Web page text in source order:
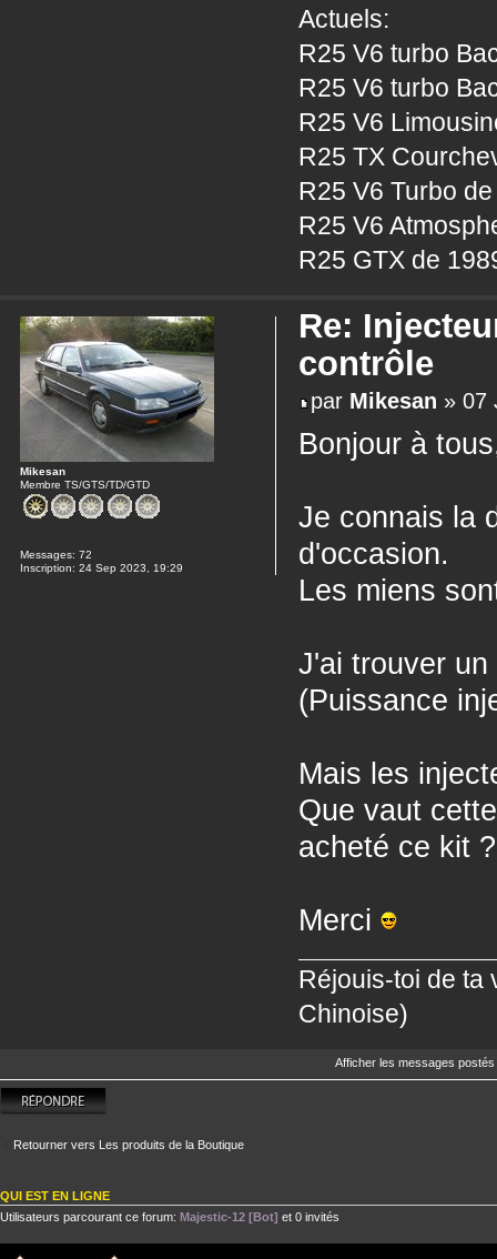
Actuels:
R25 V6 turbo
R25 V6 turbo
R25 V6
R25 TX
R25 V6 Turbo
R25 V6
R25 GTX de
Re:
contrôle
par Mikesan » 07
Bonjour à
Je connais la
d'occasion.
Les miens
J'ai trouver
(Puissance
Mais les
Que vaut
acheté ce kit ?
Merci
Réjouis-toi de ta
Chinoise)
Mikesan
Membre TS/GTS/TD/GTD
Messages: 72
Inscription: 24 Sep 2023, 19:29
Afficher les messages
Répondre
Retourner vers Les produits de la Boutique
QUI EST EN LIGNE
Utilisateurs parcourant ce forum: Majestic-12 [Bot] et 0 invités